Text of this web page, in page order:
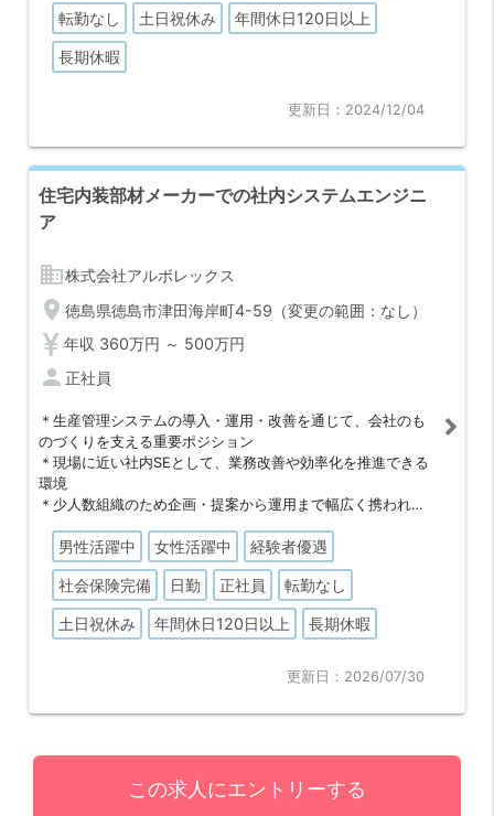
転勤なし 土日祝休み 年間休日120日以上
長期休暇
更新日：2024/12/04
住宅内装部材メーカーでの社内システムエンジニ
ア
business株式会社アルボレックス
location_on徳島県徳島市津田海岸町4-59（変更の範囲：なし）
年収 360万円 ～ 500万円
person正社員
＊生産管理システムの導入・運用・改善を通じて、会社のも
のづくりを支える重要ポジション
＊現場に近い社内SEとして、業務改善や効率化を推進できる
環境
＊少人数組織のため企画・提案から運用まで幅広く携われる
＊経験豊富なメンバーと協働しながら、製造業の知識や専門
スキルを習得可能
＊退職金制度や積立NISAなど福利厚生が充実し、長く安心し
て働ける職場
男性活躍中 女性活躍中 経験者優遇
社会保険完備 日勤 正社員 転勤なし
土日祝休み 年間休日120日以上 長期休暇
更新日：2026/07/30
この求人にエントリーする